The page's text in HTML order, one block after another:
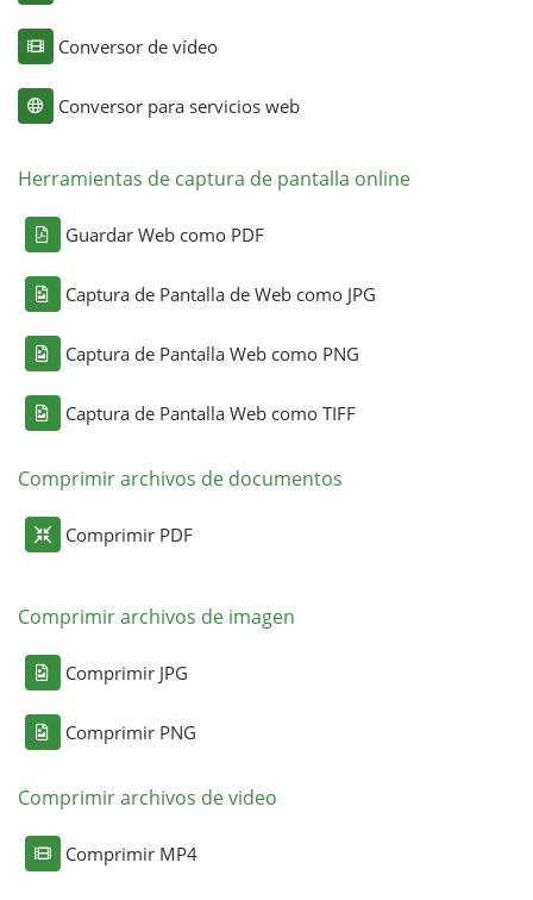
Conversor de vídeo
Conversor para servicios web
Herramientas de captura de pantalla online
Guardar Web como PDF
Captura de Pantalla de Web como JPG
Captura de Pantalla Web como PNG
Captura de Pantalla Web como TIFF
Comprimir archivos de documentos
Comprimir PDF
Comprimir archivos de imagen
Comprimir JPG
Comprimir PNG
Comprimir archivos de video
Comprimir MP4